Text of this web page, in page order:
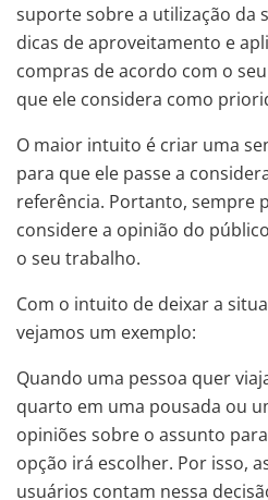
suporte sobre a utilização da
dicas de aproveitamento e
compras de acordo com o
que ele considera como
O maior intuito é criar uma
para que ele passe a
referência. Portanto, sempre
considere a opinião do
o seu trabalho.
Com o intuito de deixar a
vejamos um exemplo:
Quando uma pessoa quer
quarto em uma pousada ou
opiniões sobre o assunto
opção irá escolher. Por isso,
usuários contam nessa